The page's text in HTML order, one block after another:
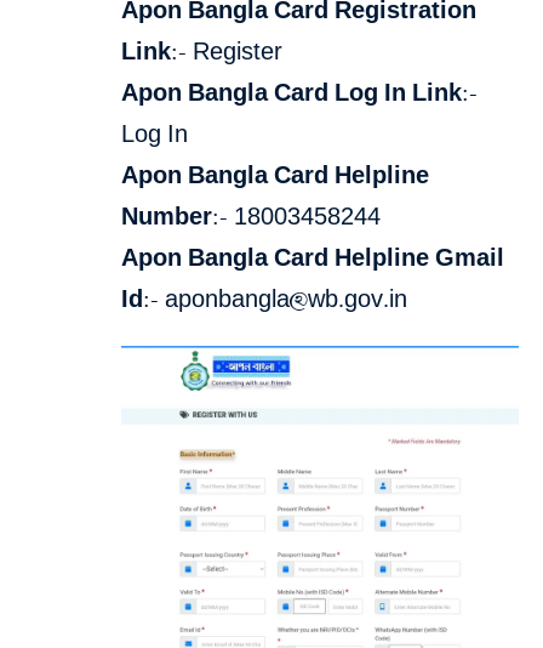
Apon Bangla Card Registration
Link:- Register
Apon Bangla Card Log In Link:-
Log In
Apon Bangla Card Helpline
Number:- 18003458244
Apon Bangla Card Helpline Gmail
Id:- aponbangla@wb.gov.in